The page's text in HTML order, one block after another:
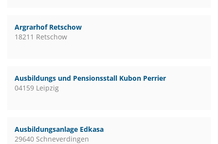
Argrarhof Retschow
18211 Retschow
Ausbildungs und Pensionsstall Kubon Perrier
04159 Leipzig
Ausbildungsanlage Edkasa
29640 Schneverdingen